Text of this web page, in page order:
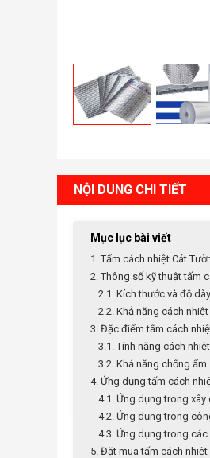
NỘI DUNG CHI TIẾT
Mục lục bài viết
1. Tấm cách nhiệt Cát
2. Thông số kỹ thuật tấm
2.1. Kích thước và độ dày
2.2. Khả năng cách nhiệt
3. Đặc điểm tấm cách
3.1. Tính năng cách
3.2. Khả năng chống ẩm
4. Ứng dụng tấm cách
4.1. Ứng dụng trong xây
4.2. Ứng dụng trong
4.3. Ứng dụng trong các
5. Đặt mua tấm cách nhiệt